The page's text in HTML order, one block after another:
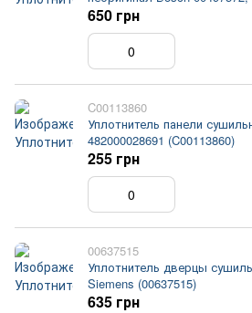
650 грн
C00113860
Уплотнитель панели
482000028691 (C00113860)
255 грн
00637515
Уплотнитель дверцы
Siemens (00637515)
635 грн